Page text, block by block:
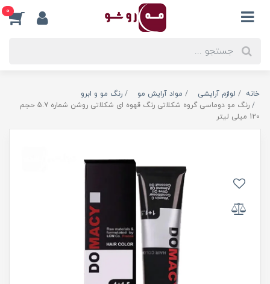
0
خانه لوازم آرایشی مواد آرایش مو
رنگ مو و ابرو
رنگ مو دوماسی گروه شکلاتی رنگ قهوه ای شکلاتی روشن شماره 5.7 حجم
120 میلی لیتر